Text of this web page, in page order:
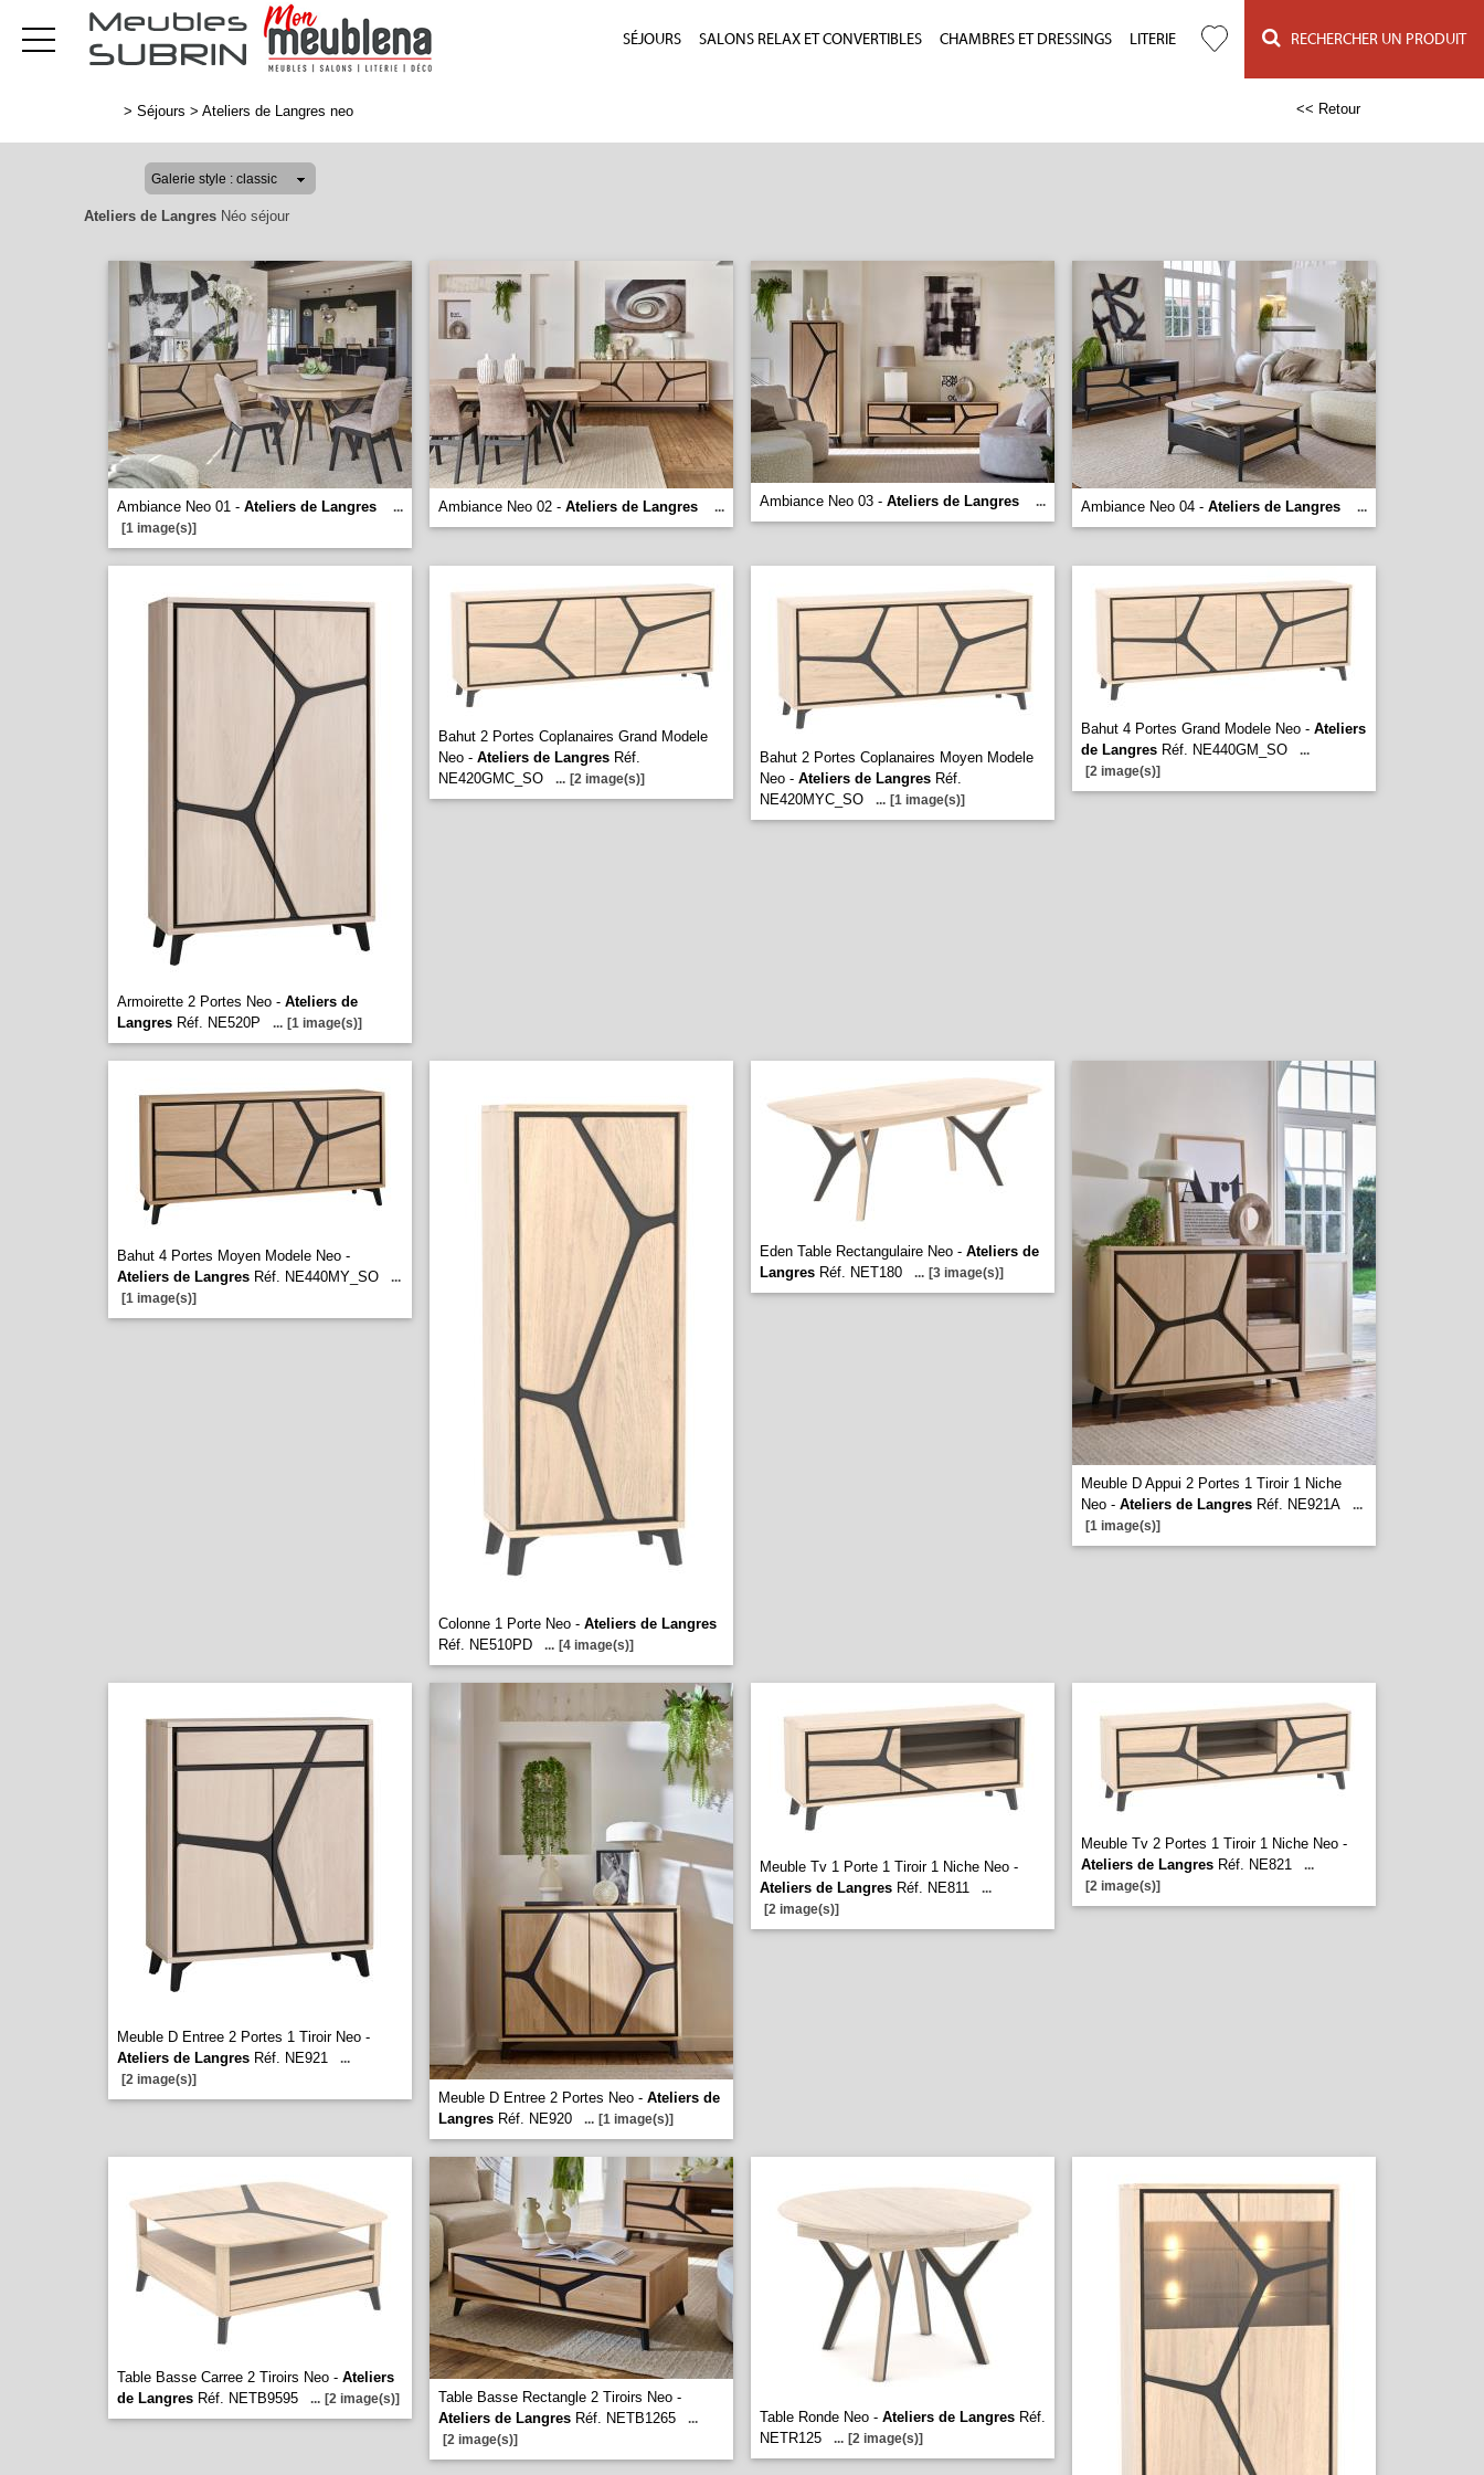
SÉJOURS SALONS RELAX ET CONVERTIBLES CHAMBRES ET DRESSINGS LITERIE RECHERCHER UN PRODUIT
> Séjours > Ateliers de Langres neo << Retour
Ateliers de Langres Néo séjour
Ambiance Neo 01 - Ateliers de Langres
...
[1 image(s)]
Ambiance Neo 02 - Ateliers de Langres ... Ambiance Neo 03 - Ateliers de Langres ... Ambiance Neo 04 - Ateliers de Langres ...
Armoirette 2 Portes Neo - Ateliers de
Langres Réf. NE520P ... [1 image(s)]
Bahut 2 Portes Coplanaires Grand Modele
Neo - Ateliers de Langres Réf.
NE420GMC_SO
... [2 image(s)]
Bahut 2 Portes Coplanaires Moyen Modele
Neo - Ateliers de Langres Réf.
NE420MYC_SO
... [1 image(s)]
Bahut 4 Portes Grand Modele Neo - Ateliers
de Langres Réf. NE440GM_SO
...
[2 image(s)]
Bahut 4 Portes Moyen Modele Neo -
Ateliers de Langres Réf. NE440MY_SO
...
[1 image(s)]
Colonne 1 Porte Neo - Ateliers de Langres
Réf. NE510PD
... [4 image(s)]
Eden Table Rectangulaire Neo - Ateliers de
Langres Réf. NET180 ... [3 image(s)]
Meuble D Appui 2 Portes 1 Tiroir 1 Niche
Neo - Ateliers de Langres Réf. NE921A
...
[1 image(s)]
Meuble D Entree 2 Portes 1 Tiroir Neo -
Ateliers de Langres Réf. NE921
...
[2 image(s)]
Meuble D Entree 2 Portes Neo - Ateliers de
Langres Réf. NE920 ... [1 image(s)]
Meuble Tv 1 Porte 1 Tiroir 1 Niche Neo -
Ateliers de Langres Réf. NE811
...
[2 image(s)]
Meuble Tv 2 Portes 1 Tiroir 1 Niche Neo -
Ateliers de Langres Réf. NE821
...
[2 image(s)]
Table Basse Carree 2 Tiroirs Neo - Ateliers
de Langres Réf. NETB9595 ... [2 image(s)]
Table Basse Rectangle 2 Tiroirs Neo -
Ateliers de Langres Réf. NETB1265
...
[2 image(s)]
Table Ronde Neo - Ateliers de Langres Réf.
NETR125
... [2 image(s)]